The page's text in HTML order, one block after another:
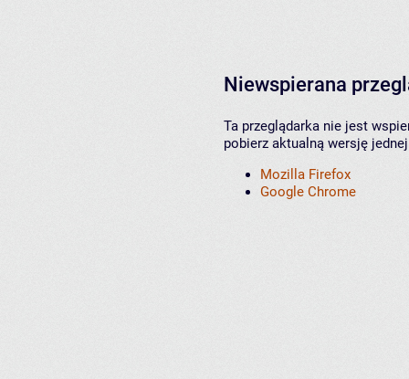
Niewspierana
Ta przeglądarka nie jest
pobierz aktualną wersję
Mozilla Firefox
Google Chrome